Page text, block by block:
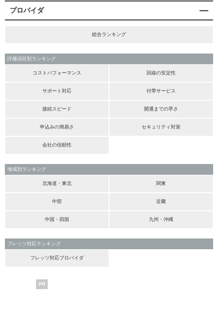
プロバイダ
総合ランキング
評価項目別ランキング
コストパフォーマンス 回線の安定性
サポート対応 付帯サービス
接続スピード 開通までの早さ
申込みの簡易さ セキュリティ対策
会社の信頼性
地域別ランキング
北海道・東北 関東
中部 近畿
中国・四国 九州・沖縄
フレッツ対応ランキング
フレッツ対応プロバイダ
PR